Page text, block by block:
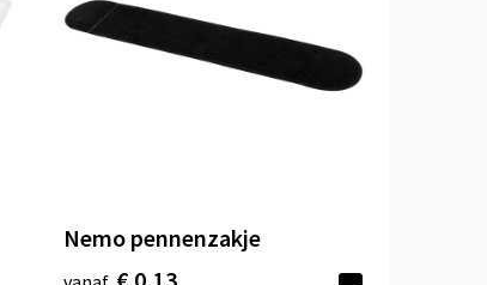
Nemo pennenzakje